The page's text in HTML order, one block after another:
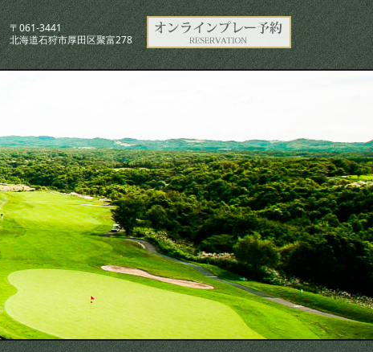
〒061-3441
北海道石狩市厚田区聚富278